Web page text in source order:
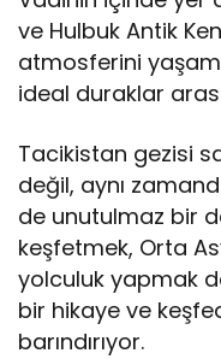
ve Hulbuk Antik
atmosferini
ideal duraklar
Tacikistan gezisi
değil, aynı
de unutulmaz bir
keşfetmek, Orta
yolculuk yapmak
bir hikaye ve
barındırıyor.